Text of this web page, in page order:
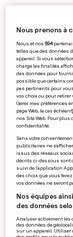
EN CHINE
Apple
de son
0 0
Nous prenons à
Nous et nos594
telles que des données
appareil. Si vous
charge les finalités
des données pour
possible que certains
pas pertinents pour
vos choix ou pour
Gérer mes préférences
page Web, le cas
nos Site Web. Pour plus
confidentialité.
Sans votre
publicitaires ne
issus des réseaux
décrits ci-dessous sont
suivi de l'application
des choix que vous
vos données ne seront
Nos équipes
des données
Analyser activement les
des données de
sur un appareil. Utiliser